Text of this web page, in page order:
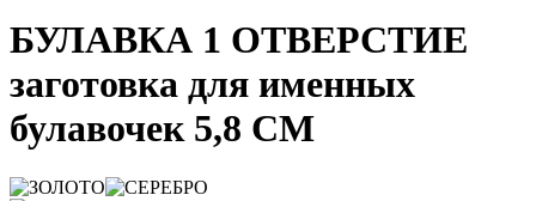
БУЛАВКА 1 ОТВЕРСТИЕ
заготовка для именных
булавочек 5,8 СМ